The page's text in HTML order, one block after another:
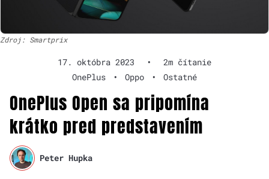
Zdroj: Smartprix
17. októbra 2023 •
2m čítanie
OnePlus
• Oppo • Ostatné
OnePlus Open sa pripomína
krátko pred predstavením
Peter Hupka